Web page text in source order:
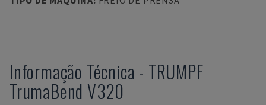
Informação Técnica - TRUMPF
TrumaBend V320